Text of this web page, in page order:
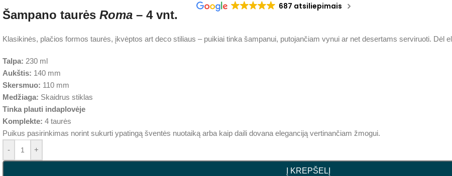
687 atsiliepimais
Šampano taurės Roma – 4 vnt.
Klasikinės, plačios formos taurės, įkvėptos art deco stiliaus – puikiai tinka šampanui, putojančiam vynui ar net desertams serviruoti. Dėl
Talpa: 230 ml
Aukštis: 140 mm
Skersmuo: 110 mm
Medžiaga: Skaidrus stiklas
Tinka plauti indaplovėje
Komplekte: 4 taurės
Puikus pasirinkimas norint sukurti ypatingą šventės nuotaiką arba kaip daili dovana eleganciją vertinančiam žmogui.
-
+
Į KREPŠELĮ